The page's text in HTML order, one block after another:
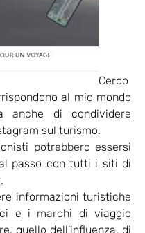
Cerco
al mio mondo
anche di condividere
sul turismo.
potrebbero essersi
passo con tutti i siti di
informazioni turistiche
e i marchi di viaggio
quello dell’influenza, di